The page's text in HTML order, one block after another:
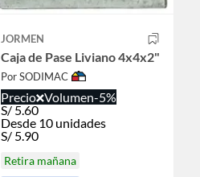
JORMEN
Caja de Pase Liviano 4x4x2"
Por SODIMAC
Precio Volumen-5%
S/ 5.60
Desde 10 unidades
S/ 5.90
Retira mañana